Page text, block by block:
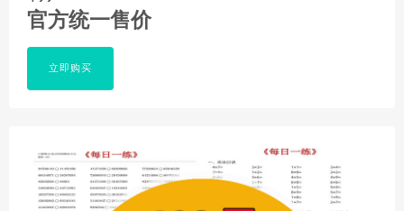
官方统一售价
立即购买